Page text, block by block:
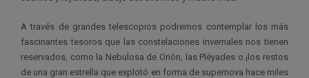
A través de grandes telescopios podremos contemplar los más
fascinantes tesoros que las constelaciones invernales nos tienen
reservados, como la Nebulosa de Orión, las Pléyades o ¡los restos
de una gran estrella que explotó en forma de supernova hace miles